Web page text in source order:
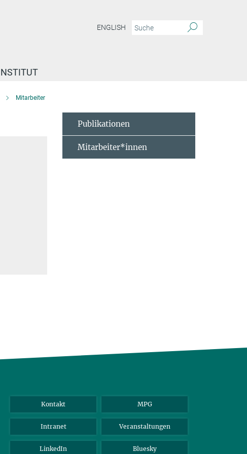
ENGLISH
Mitarbeiter
Publikationen
Mitarbeiter*innen
Kontakt MPG
Intranet Veranstaltungen
LinkedIn Bluesky